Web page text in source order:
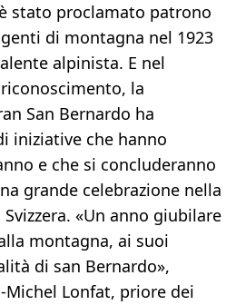
stato proclamato patrono
di montagna nel 1923
alpinista. E nel
la
San Bernardo ha
iniziative che hanno
e che si concluderanno
grande celebrazione nella
«Un anno giubilare
montagna, ai suoi
di san Bernardo»,
Michel Lonfat, priore dei